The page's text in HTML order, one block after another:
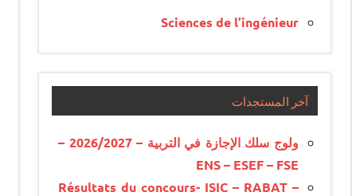
Sciences de l’ingénieur
آخر المستجدات
ولوج سلك الإجازة في التربية – 2026/2027 –
ENS – ESEF – FSE
Résultats du concours- ISIC – RABAT –